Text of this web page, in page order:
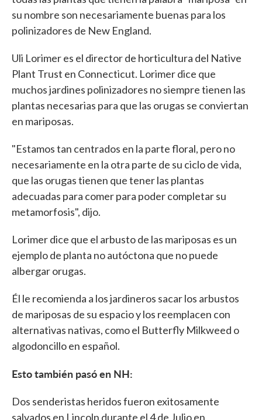
su nombre son necesariamente buenas para los
polinizadores de New England.
Uli Lorimer es el director de horticultura del Native
Plant Trust en Connecticut. Lorimer dice que
muchos jardines polinizadores no siempre tienen las
plantas necesarias para que las orugas se conviertan
en mariposas.
"Estamos tan centrados en la parte floral, pero no
necesariamente en la otra parte de su ciclo de vida,
que las orugas tienen que tener las plantas
adecuadas para comer para poder completar su
metamorfosis", dijo.
Lorimer dice que el arbusto de las mariposas es un
ejemplo de planta no autóctona que no puede
albergar orugas.
Él le recomienda a los jardineros sacar los arbustos
de mariposas de su espacio y los reemplacen con
alternativas nativas, como el Butterfly Milkweed o
algodoncillo en español.
Esto también pasó en NH:
Dos senderistas heridos fueron exitosamente
salvados en Lincoln durante el 4 de Julio en